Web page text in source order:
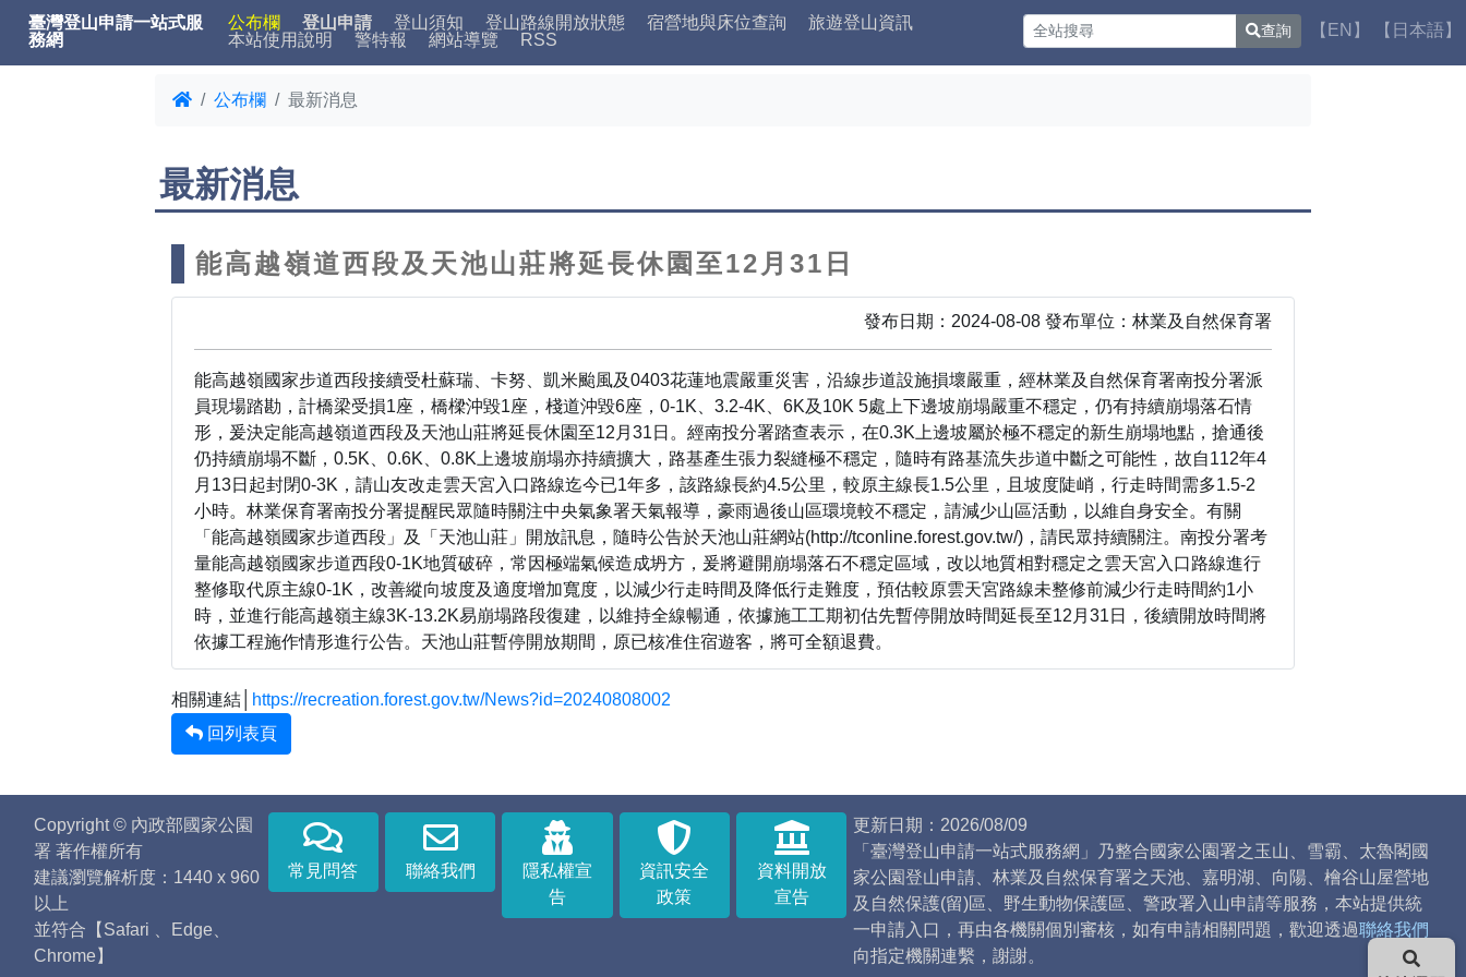
查詢 【EN】 【日本語】
臺灣登山申請一站式服
務網
公布欄 登山申請 登山須知 登山路線開放狀態 宿營地與床位查詢
旅遊登山資訊
本站使用說明
警特報 網站導覽 RSS
公布欄 最新消息
最新消息
能高越嶺道西段及天池山莊將延長休園至12月31日
發布日期：2024-08-08 發布單位：林業及自然保育署
能高越嶺國家步道西段接續受杜蘇瑞、卡努、凱米颱風及0403花蓮地震嚴重災害，沿線步道設施損壞嚴重，經林業及自然保育署南投分署派
員現場踏勘，計橋梁受損1座，橋樑沖毀1座，棧道沖毀6座，0-1K、3.2-4K、6K及10K 5處上下邊坡崩塌嚴重不穩定，仍有持續崩塌落石情
形，爰決定能高越嶺道西段及天池山莊將延長休園至12月31日。經南投分署踏查表示，在0.3K上邊坡屬於極不穩定的新生崩塌地點，搶通後
仍持續崩塌不斷，0.5K、0.6K、0.8K上邊坡崩塌亦持續擴大，路基產生張力裂縫極不穩定，隨時有路基流失步道中斷之可能性，故自112年4
月13日起封閉0-3K，請山友改走雲天宮入口路線迄今已1年多，該路線長約4.5公里，較原主線長1.5公里，且坡度陡峭，行走時間需多1.5-2
小時。林業保育署南投分署提醒民眾隨時關注中央氣象署天氣報導，豪雨過後山區環境較不穩定，請減少山區活動，以維自身安全。有關
「能高越嶺國家步道西段」及「天池山莊」開放訊息，隨時公告於天池山莊網站(http://tconline.forest.gov.tw/)，請民眾持續關注。南投分署考
量能高越嶺國家步道西段0-1K地質破碎，常因極端氣候造成坍方，爰將避開崩塌落石不穩定區域，改以地質相對穩定之雲天宮入口路線進行
整修取代原主線0-1K，改善縱向坡度及適度增加寬度，以減少行走時間及降低行走難度，預估較原雲天宮路線未整修前減少行走時間約1小
時，並進行能高越嶺主線3K-13.2K易崩塌路段復建，以維持全線暢通，依據施工工期初估先暫停開放時間延長至12月31日，後續開放時間將
依據工程施作情形進行公告。天池山莊暫停開放期間，原已核准住宿遊客，將可全額退費。
相關連結│ https://recreation.forest.gov.tw/News?id=20240808002
回列表頁
Copyright © 內政部國家公園
署 著作權所有
建議瀏覽解析度：1440 x 960
以上
並符合【Safari 、Edge、
Chrome】
常見問答 聯絡我們
隱私權宣
告
資訊安全
政策
資料開放
宣告
更新日期：2026/08/09
「臺灣登山申請一站式服務網」乃整合國家公園署之玉山、雪霸、太魯閣國
家公園登山申請、林業及自然保育署之天池、嘉明湖、向陽、檜谷山屋營地
及自然保護(留)區、野生動物保護區、警政署入山申請等服務，本站提供統
一申請入口，再由各機關個別審核，如有申請相關問題，歡迎透過聯絡我們
向指定機關連繫，謝謝。